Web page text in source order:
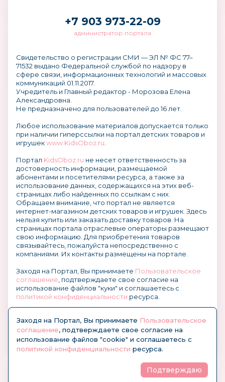
+7 903 973-22-09
администратор портала
Свидетельство о регистрации СМИ — ЭЛ № ФС 77–
71532 выдано Федеральной службой по надзору в
сфере связи, информационных технологий и массовых
коммуникаций 01.11.2017.
Учредитель и Главный редактор - Морозова Елена
Александровна.
Не предназначено для пользователей до 16 лет.
Любое использование материалов допускается только
при наличии гиперссылки на портал детских товаров и
игрушекwww.KidsOboz.ru
Портал KidsOboz.ru не несет ответственность за
достоверность информации, размещаемой
абонентами и посетителями ресурса, а также за
использование данных, содержащихся на этих веб-
страницах либо найденных по ссылкам с них.
Обращаем внимание, что портал не является
интернет-магазином детских товаров и игрушек. Здесь
нельзя купить или заказать доставку товаров. На
страницах портала отраслевые операторы размещают
свою информацию. Для приобретения товаров
связывайтесь, пожалуйста непосредственно с
компаниями. Их контакты размещены на портале.
Заходя на Портал, Вы принимаете Пользовательское
соглашение , подтверждаете свое согласие на
использование файлов "куки" и соглашаетесь с
политикой конфиденциальности ресурса.
© KidsOboz.RU 2004-2026
Заходя на Портал, Вы принимаете Пользовательское
соглашение, подтверждаете свое согласие на
использование файлов "cookie" и соглашаетесь с
политикой конфиденциальности ресурса.
Подтверждаю